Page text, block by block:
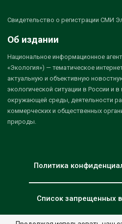
Свидетельство о регистрации СМИ
Об издании
Национальное информационное
«Экология») — тематическое
актуальную и объективную
экологической ситуации в России и
окружающей среды, деятельности
коммерческих и общественных
природы.
Политика
Список запрещенных